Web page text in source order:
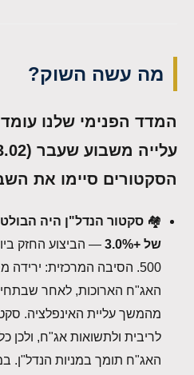
מה עשה השוק?
הסקטורים סיימו את
🏘️ סקטור הנדל"ן היה
של +3.0%
500. הסיבה המרכזית:
האג"ח הארוכות, לאחר
מהמשך עליית האינפלציה.
לריבית ולתשואות אג"ח, ולכן
האג"ח תומך במניות הנדל"ן.